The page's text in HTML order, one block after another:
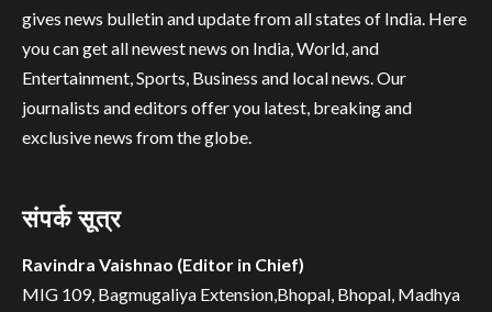
gives news bulletin and update from all states of India. Here
you can get all newest news on India, World, and
Entertainment, Sports, Business and local news. Our
journalists and editors offer you latest, breaking and
exclusive news from the globe.
संपर्क सूत्र
Ravindra Vaishnao (Editor in Chief)
MIG 109, Bagmugaliya Extension,Bhopal, Bhopal, Madhya